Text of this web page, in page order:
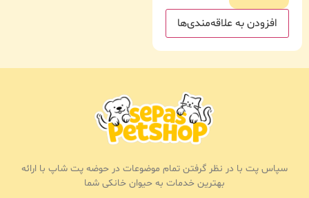
افزودن به علاقه‌مندی‌ها
سپاس پت با در نظر گرفتن تمام موضوعات در حوضه پت شاپ با ارائه
بهترین خدمات به حیوان خانکی شما